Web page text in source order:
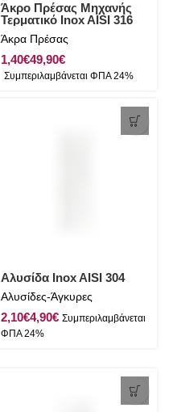
Άκρο Πρέσας Μηχανής
Τερματικό Inox AISI 316
Άκρα Πρέσας
€ €
Αλυσίδα Inox AISI 304
Αλυσίδες-Άγκυρες
€ €